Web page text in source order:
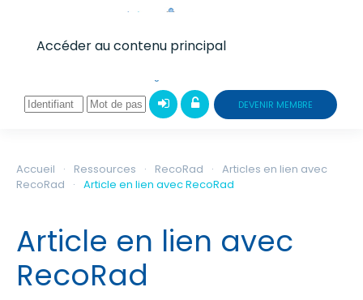
Accéder au contenu principal
DEVENIR MEMBRE
Accueil Ressources RecoRad
Articles en lien avec
RecoRad
Article en lien avec RecoRad
Article en lien avec
RecoRad